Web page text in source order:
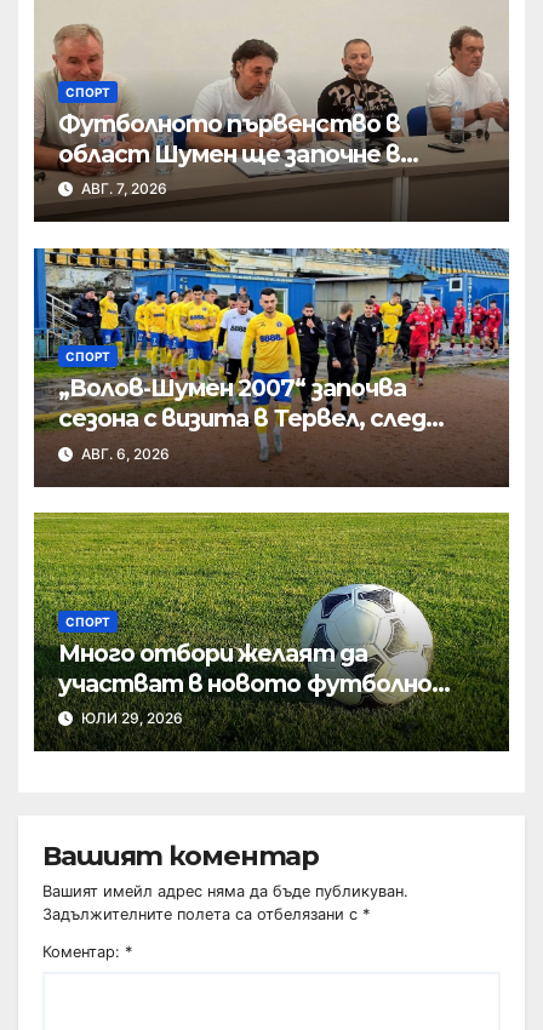
СПОРТ
Футболното първенство в
област Шумен ще започне в
началото на септември
АВГ. 7, 2026
СПОРТ
„Волов-Шумен 2007“ започва
сезона с визита в Тервел, след
това приема новак
АВГ. 6, 2026
СПОРТ
Много отбори желаят да
участват в новото футболно
първенство в Шумен
ЮЛИ 29, 2026
Вашият коментар
Вашият имейл адрес няма да бъде публикуван.
Задължителните полета са отбелязани с *
Коментар: *